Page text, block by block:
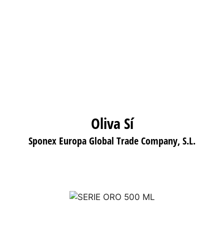
Oliva Sí
Sponex Europa Global Trade Company, S.L.